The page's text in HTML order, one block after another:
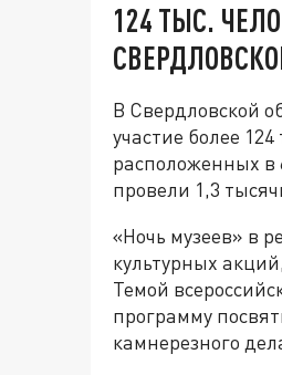
124 ТЫС.
В Свердловской
участие более
расположенных в
провели 1,3
«Ночь музеев» в
культурных
Темой
программу
камнерезного